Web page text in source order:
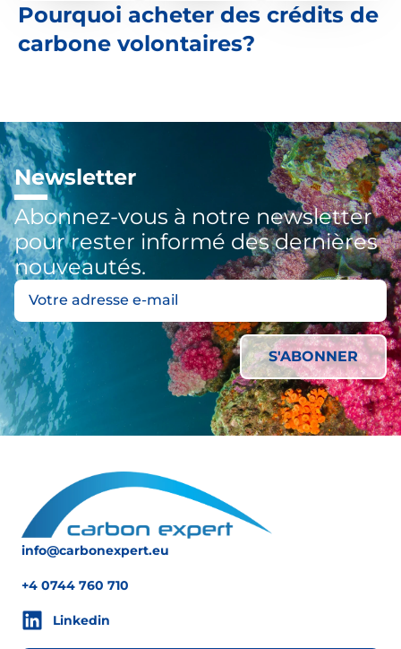
Pourquoi acheter des crédits de
carbone volontaires?
Newsletter
Abonnez-vous à notre newsletter
pour rester informé des dernières
nouveautés.
info@carbonexpert.eu
+4 0744 760 710
Linkedin